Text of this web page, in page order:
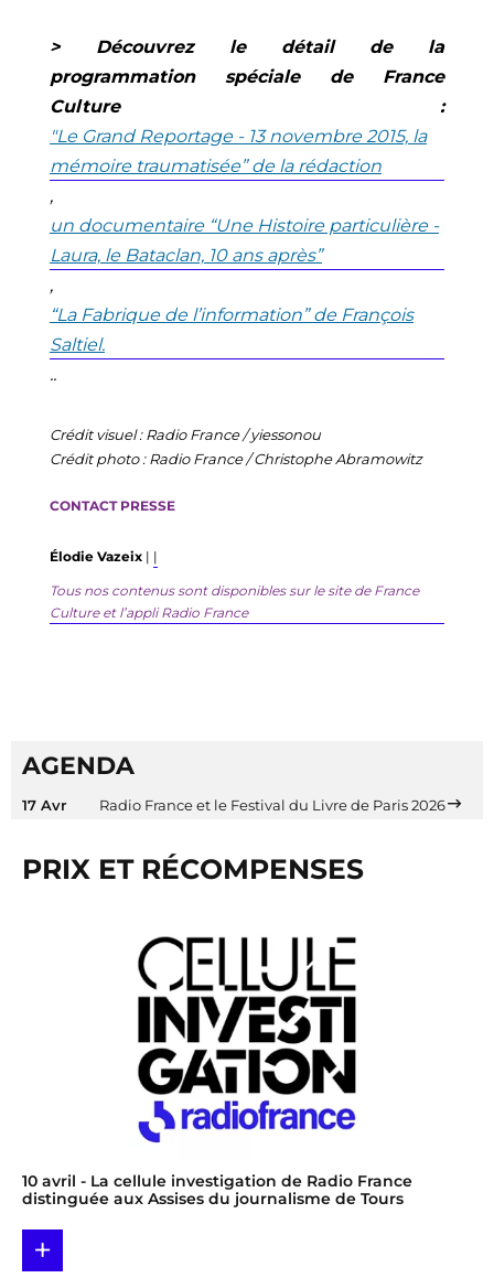
> Découvrez
le détail de la
programmation spéciale de France
Culture:
"Le Grand Reportage- 13 novembre 2015, la
mémoire traumatisée”de la rédaction
,
un documentaire “Une Histoire particulière-
Laura, le Bataclan, 10 ans après”
,
“La Fabrique de l’information” de François
Saltiel.
..
Créditvisuel :Radio France /yiessonou
Crédit photo : Radio France / ChristopheAbramowitz
CONTACT PRESSE
Élodie Vazeix | |
Tous nos contenus sont disponibles sur le site de France
Culture et l’appli Radio France
AGENDA
17 Avr Radio France et le Festival du Livre de Paris 2026
PRIX ET RÉCOMPENSES
10 avril - La cellule investigation de Radio France
distinguée aux Assises du journalisme de Tours
+